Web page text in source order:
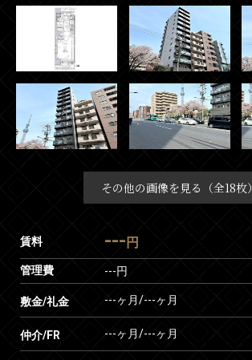
その他の画像を見る（全18枚）
賃料 --- 円
管理費 ---円
敷金/礼金 ---ヶ月/---ヶ月
仲介/FR ---ヶ月/---ヶ月